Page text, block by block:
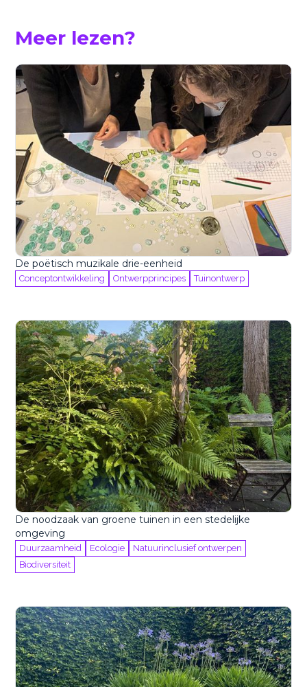
Meer lezen?
De poëtisch muzikale drie-eenheid
Conceptontwikkeling Ontwerpprincipes Tuinontwerp
De noodzaak van groene tuinen in een stedelijke
omgeving
Duurzaamheid Ecologie
Natuurinclusief ontwerpen
Biodiversiteit